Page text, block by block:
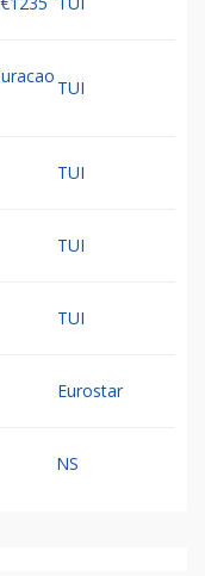
TUI
TUI
TUI
TUI
Eurostar
NS